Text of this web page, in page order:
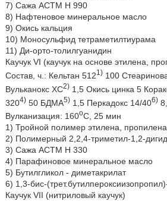
7) Сажа АСТМ Н 990
8) Нафтеновое минеральное масло
9) Окись кальция
10) Моносульфид тетраметилтиурама
11) Ди-орто-толилгуанидин
Каучук VI (каучук на основе этилена,
Состав, ч.: Кельтан 5121)100
Вульканокс ХС2)1,5 Окись цинка 5
3204)50 БДМА5)1,5 Перкадокс 14/406)
Вулканизация: 160оС, 25 мин
1) Тройной полимер этилена,
2) Полимерный 2,2,4-триметил-1,2-
3) Сажа АСТМ Н 330
4) Парафиновое минеральное масло
5) Бутилгликол - диметакрилат
6) 1,3-бис-
Каучук VII (нитриловый каучук)